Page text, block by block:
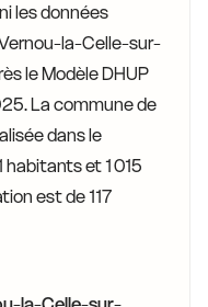
les données
la-Celle-sur-
le Modèle DHUP
La commune de
dans le
et 1 015
est de 117